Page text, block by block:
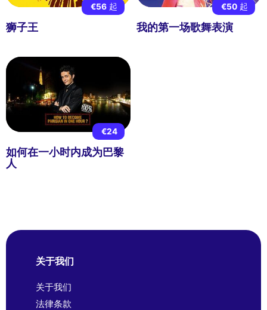
€56 起
狮子王
€50起
我的第一场歌舞表演
€24
如何在一小时内成为巴黎
人
关于我们
关于我们
法律条款